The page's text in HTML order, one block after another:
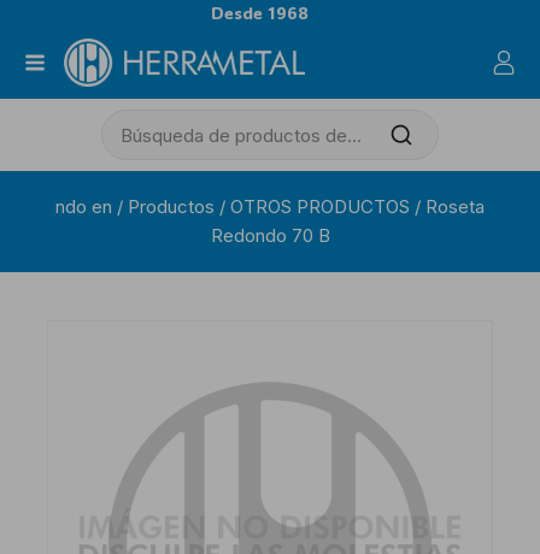
Desde 1968
ndo en / Productos / OTROS PRODUCTOS / Roseta
Redondo 70 B